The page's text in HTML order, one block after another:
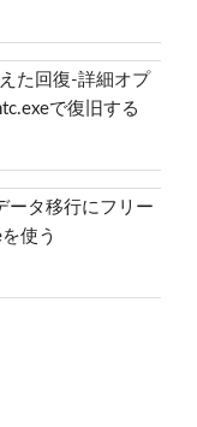
た回復-詳細オプ
で復旧する
ータ移行にフリー
使う